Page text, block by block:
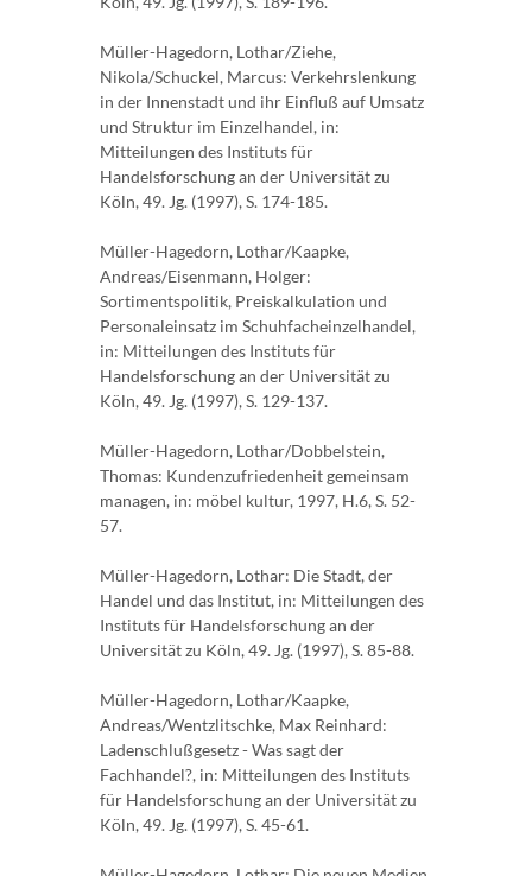
Müller-Hagedorn, Lothar/Ziehe,
Nikola/Schuckel, Marcus: Verkehrslenkung
in der Innenstadt und ihr Einfluß auf Umsatz
und Struktur im Einzelhandel, in:
Mitteilungen des Instituts für
Handelsforschung an der Universität zu
Köln, 49. Jg. (1997), S. 174-185.
Müller-Hagedorn, Lothar/Kaapke,
Andreas/Eisenmann, Holger:
Sortimentspolitik, Preiskalkulation und
Personaleinsatz im Schuhfacheinzelhandel,
in: Mitteilungen des Instituts für
Handelsforschung an der Universität zu
Köln, 49. Jg. (1997), S. 129-137.
Müller-Hagedorn, Lothar/Dobbelstein,
Thomas: Kundenzufriedenheit gemeinsam
managen, in: möbel kultur, 1997, H.6, S. 52-
57.
Müller-Hagedorn, Lothar: Die Stadt, der
Handel und das Institut, in: Mitteilungen des
Instituts für Handelsforschung an der
Universität zu Köln, 49. Jg. (1997), S. 85-88.
Müller-Hagedorn, Lothar/Kaapke,
Andreas/Wentzlitschke, Max Reinhard:
Ladenschlußgesetz - Was sagt der
Fachhandel?, in: Mitteilungen des Instituts
für Handelsforschung an der Universität zu
Köln, 49. Jg. (1997), S. 45-61.